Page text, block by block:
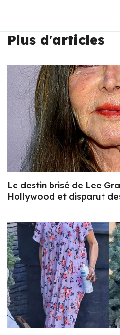
Plus d'articles
Le destin brisé de Lee
Hollywood et disparut